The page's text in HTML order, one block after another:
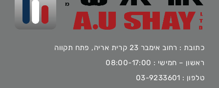
כתובת : רחוב אימבר 23 קרית אריה, פתח תקווה
ראשון – חמישי : 08:00-17:00
טלפון : 03-9233601